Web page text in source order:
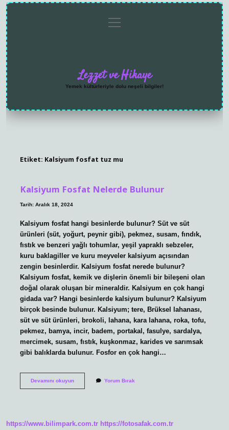
menüyü
aç
Lezzet ve Hikaye
Yemek kültürleriyle dolu neşeli bilgiler!
Etiket: Kalsiyum fosfat tuz mu
Kalsiyum Fosfat Nelerde Bulunur
Tarih: Aralık 18, 2024
Kalsiyum fosfat hangi besinlerde bulunur? Süt ve süt
ürünleri (süt, yoğurt, peynir gibi), pekmez, susam, fındık,
fıstık ve benzeri yağlı tohumlar, yeşil yapraklı sebzeler,
kuru baklagiller ve kuru meyveler kalsiyum açısından
zengin besinlerdir. Kalsiyum fosfat nerede bulunur?
Kalsiyum fosfat, kemik ve dişlerin önemli bir bileşeni olan
doğal olarak oluşan bir mineraldir. Kalsiyum en çok hangi
gidada var? Hangi besinlerde kalsiyum bulunur? Kalsiyum
birçok besinde bulunur. Kalsiyum; tere, Brüksel lahanası,
süt ve süt ürünleri, brokoli, lahana, kara lahana, roka, tofu,
pekmez, bamya, incir, badem, portakal, fasulye, sardalya,
mercimek, susam, fıstık, kuşkonmaz, karides ve sarımsak
gibi balıklarda bulunur. Fosfor en çok hangi…
Devamını okuyunKalsiyum
Yorum Bırak
https://www.bilimpark.com.tr https://fotosafak.com.tr